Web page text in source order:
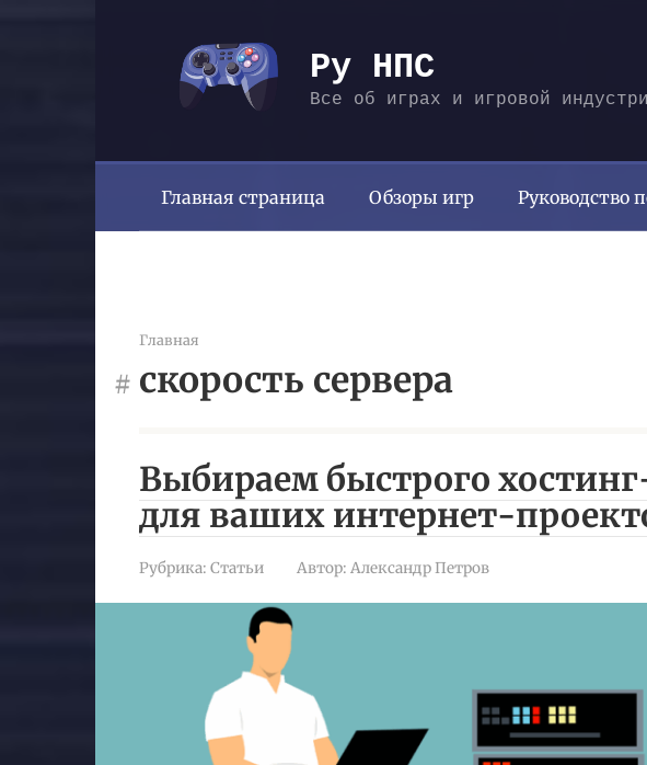
Ру НПС
Все об играх и игровой
Главная страница Обзоры игр Руководство
Главная
скорость сервера
Выбираем быстрого
для ваших интернет-
Рубрика: Статьи Автор: Александр Петров